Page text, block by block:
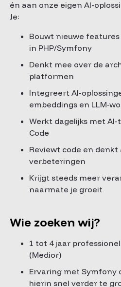
én aan onze eigen AI-
Je:
Bouwt nieuwe
in PHP/Symfony
Denkt mee over de
platformen
Integreert AI-
embeddings en LLM-
Werkt dagelijks met AI-
Code
Reviewt code en
verbeteringen
Krijgt steeds meer
naarmate je groeit
Wie zoeken wij?
1 tot 4 jaar
(Medior)
Ervaring met Symfony
hierin snel verder te